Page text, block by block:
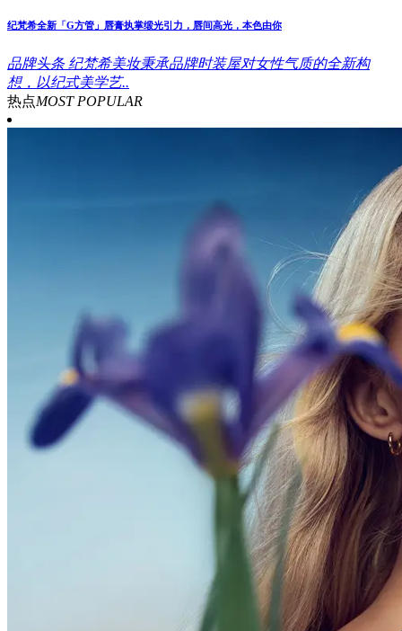
纪梵希全新「G方管」唇膏执掌缎光引力，唇间高光，本色由你
品牌头条 纪梵希美妆秉承品牌时装屋对女性气质的全新构
想，以纪式美学艺..
热点MOST POPULAR